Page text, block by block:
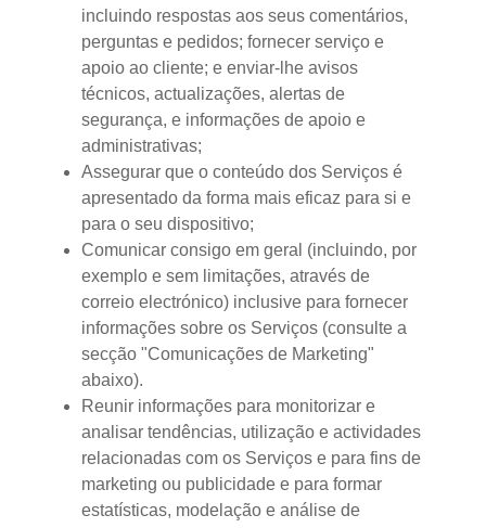
incluindo respostas aos seus comentários,
perguntas e pedidos; fornecer serviço e
apoio ao cliente; e enviar-lhe avisos
técnicos, actualizações, alertas de
segurança, e informações de apoio e
administrativas;
Assegurar que o conteúdo dos Serviços é
apresentado da forma mais eficaz para si e
para o seu dispositivo;
Comunicar consigo em geral (incluindo, por
exemplo e sem limitações, através de
correio electrónico) inclusive para fornecer
informações sobre os Serviços (consulte a
secção "Comunicações de Marketing"
abaixo).
Reunir informações para monitorizar e
analisar tendências, utilização e actividades
relacionadas com os Serviços e para fins de
marketing ou publicidade e para formar
estatísticas, modelação e análise de